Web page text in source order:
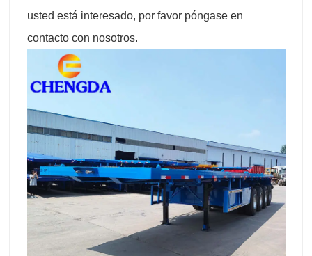
usted está interesado, por favor póngase en
contacto con nosotros.